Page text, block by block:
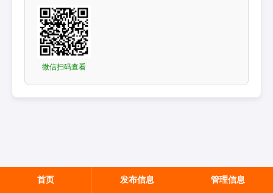
微信扫码查看
首页 发布信息 管理信息